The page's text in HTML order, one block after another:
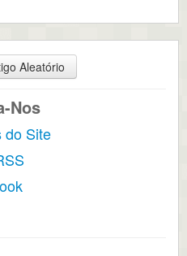
Aleatório
Nos
do Site